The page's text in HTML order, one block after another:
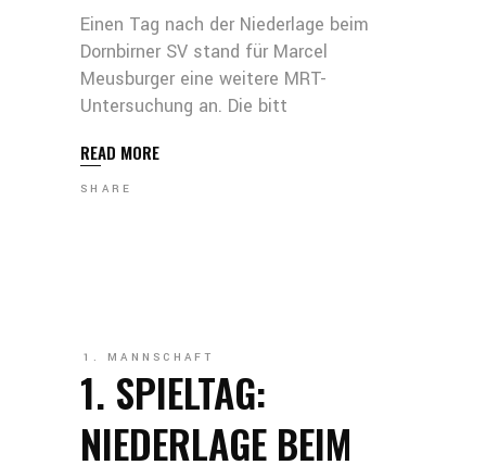
Einen Tag nach der Niederlage beim
Dornbirner SV stand für Marcel
Meusburger eine weitere MRT-
Untersuchung an. Die bitt
READ MORE
SHARE
1. MANNSCHAFT
1. SPIELTAG:
NIEDERLAGE BEIM